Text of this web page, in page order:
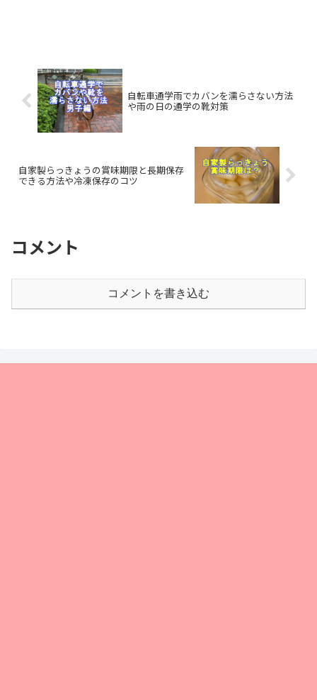
自転車通学雨でカバンを濡らさない方法
や雨の日の通学の靴対策
自家製らっきょうの賞味期限と長期保存
できる方法や冷凍保存のコツ
コメント
コメントを書き込む